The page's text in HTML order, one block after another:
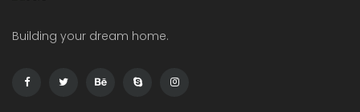
Building your dream home.